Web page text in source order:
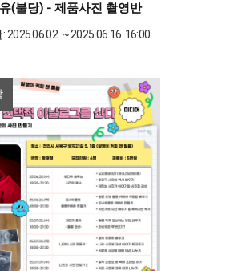
(불당) - 제품사진 촬영반
: 2025.06.02. ~ 2025.06.16. 16:00